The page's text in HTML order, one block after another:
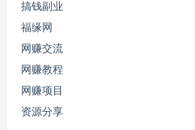
搞钱副业
福缘网
网赚交流
网赚教程
网赚项目
资源分享